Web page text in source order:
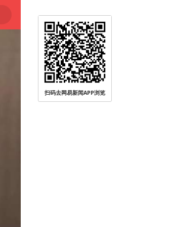
扫码去网易新闻APP浏览